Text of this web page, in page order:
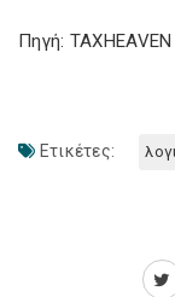
Πηγή: TAXHEAVEN
Ετικέτες: